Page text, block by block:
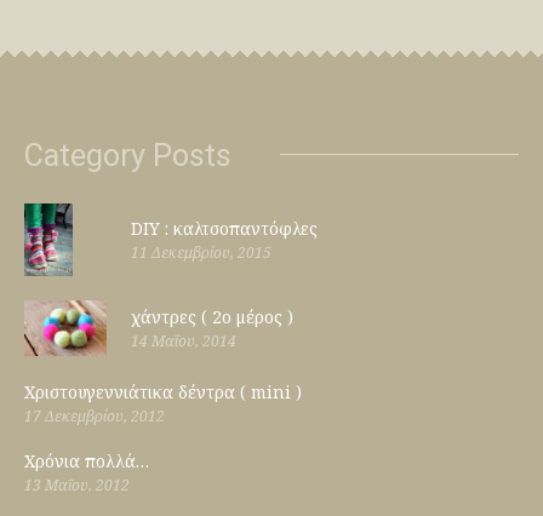
Category Posts
DIY : καλτσοπαντόφλες
11 Δεκεμβρίου, 2015
χάντρες ( 2ο μέρος )
14 Μαΐου, 2014
Χριστουγεννιάτικα δέντρα ( mini )
17 Δεκεμβρίου, 2012
Χρόνια πολλά…
13 Μαΐου, 2012